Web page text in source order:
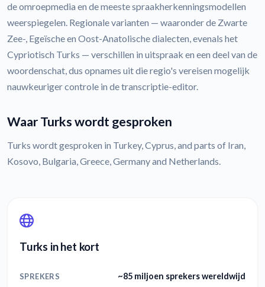
de omroepmedia en de meeste spraakherkenningsmodellen
weerspiegelen. Regionale varianten — waaronder de Zwarte
Zee-, Egeïsche en Oost-Anatolische dialecten, evenals het
Cypriotisch Turks — verschillen in uitspraak en een deel van de
woordenschat, dus opnames uit die regio's vereisen mogelijk
nauwkeuriger controle in de transcriptie-editor.
Waar Turks wordt gesproken
Turks wordt gesproken in Turkey, Cyprus, and parts of Iran,
Kosovo, Bulgaria, Greece, Germany and Netherlands.
Turks in het kort
SPREKERS ~85 miljoen sprekers wereldwijd